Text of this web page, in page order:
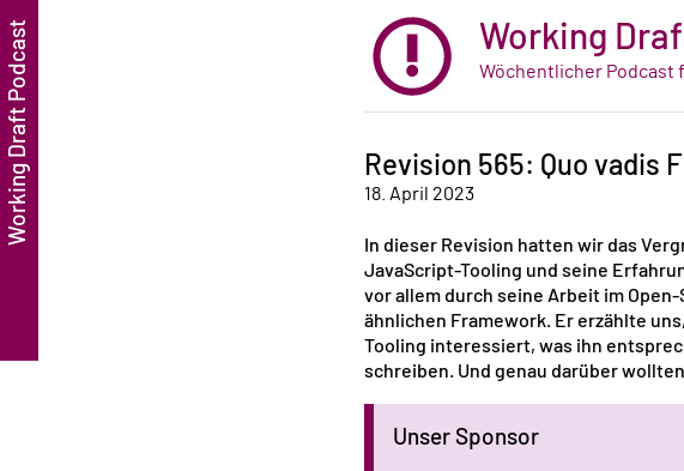
Working
Wöchentlicher Podcast
Revision 565: Quo vadis
18. April 2023
In dieser Revision hatten wir das
JavaScript-Tooling und seine
vor allem durch seine Arbeit im
ähnlichen Framework. Er erzählte
Tooling interessiert, was ihn
schreiben. Und genau darüber
Unser Sponsor